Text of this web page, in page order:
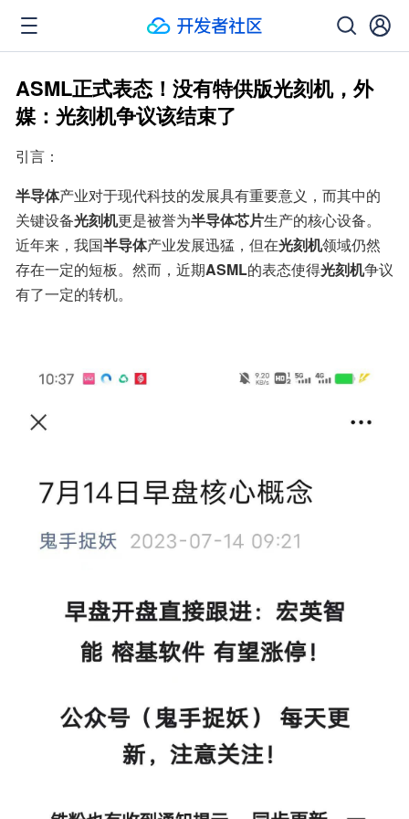
ASML正式表态！没有特供版光刻机，外
媒：光刻机争议该结束了
引言：
半导体产业对于现代科技的发展具有重要意义，而其中的
关键设备光刻机更是被誉为半导体芯片生产的核心设备。
近年来，我国半导体产业发展迅猛，但在光刻机领域仍然
存在一定的短板。然而，近期ASML的表态使得光刻机争议
有了一定的转机。